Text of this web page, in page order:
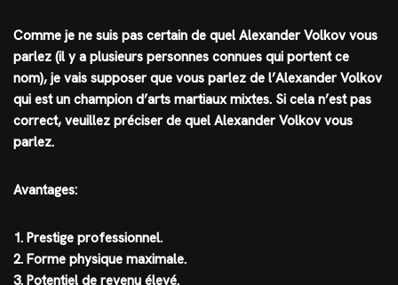
Comme je ne suis pas certain de quel Alexander Volkov vous
parlez (il y a plusieurs personnes connues qui portent ce
nom), je vais supposer que vous parlez de l’Alexander Volkov
qui est un champion d’arts martiaux mixtes. Si cela n’est pas
correct, veuillez préciser de quel Alexander Volkov vous
parlez.
Avantages:
1. Prestige professionnel.
2. Forme physique maximale.
3. Potentiel de revenu élevé.